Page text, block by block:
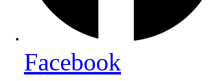
Facebook